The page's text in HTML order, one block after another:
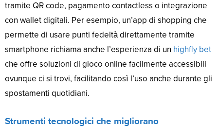
tramite QR code, pagamento contactless o integrazione
con wallet digitali. Per esempio, un’app di shopping che
permette di usare punti fedeltà direttamente tramite
smartphone richiama anche l’esperienza di un highfly bet
che offre soluzioni di gioco online facilmente accessibili
ovunque ci si trovi, facilitando così l’uso anche durante gli
spostamenti quotidiani.
Strumenti tecnologici che migliorano